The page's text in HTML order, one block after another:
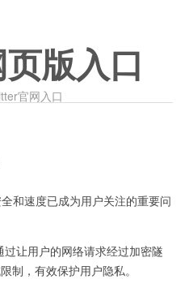
版入口
官网入口
速度已成为用户关注的重要问
让用户的网络请求经过加密隧
制，有效保护用户隐私。